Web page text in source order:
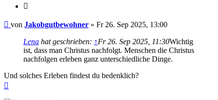
Beitrag
von Jakobgutbewohner » Fr 26. Sep 2025, 13:00
Lena hat geschrieben: ↑Fr 26. Sep 2025, 11:30Wichtig
ist, dass man Christus nachfolgt. Menschen die Christus
nachfolgen erleben ganz unterschiedliche Dinge.
Und solches Erleben findest du bedenklich?